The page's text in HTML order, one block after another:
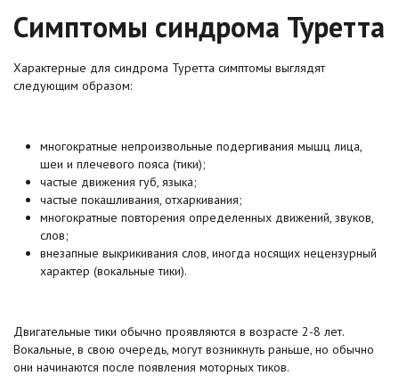
Симптомы синдрома Туретта
Характерные для синдрома Туретта симптомы выглядят
следующим образом:
многократные непроизвольные подергивания мышц лица,
шеи и плечевого пояса (тики);
частые движения губ, языка;
частые покашливания, отхаркивания;
многократные повторения определенных движений, звуков,
слов;
внезапные выкрикивания слов, иногда носящих нецензурный
характер (вокальные тики).
Двигательные тики обычно проявляются в возрасте 2-8 лет.
Вокальные, в свою очередь, могут возникнуть раньше, но обычно
они начинаются после появления моторных тиков.